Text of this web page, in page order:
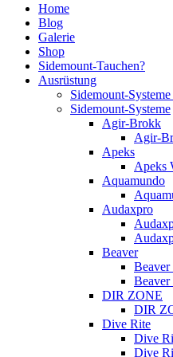
Home
Blog
Galerie
Shop
Sidemount-Tauchen?
Ausrüstung
Sidemount-
Sidemount-Systeme
Agir-Brokk
Agir-
Apeks
Apeks
Aquamundo
Audaxpro
Beaver
DIR ZONE
DIR
Dive Rite
Dive
Dive